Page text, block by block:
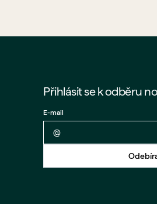
Přihlásit se k odběru
E-mail